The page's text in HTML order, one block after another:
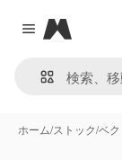
Close menu
Magnific
ホーム/ストック/ベ